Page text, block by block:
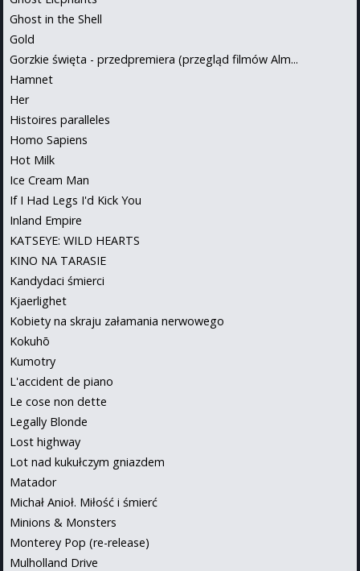
Ghost in the Shell
Gold
Gorzkie święta - przedpremiera (przegląd filmów Alm...
Hamnet
Her
Histoires paralleles
Homo Sapiens
Hot Milk
Ice Cream Man
If I Had Legs I'd Kick You
Inland Empire
KATSEYE: WILD HEARTS
KINO NA TARASIE
Kandydaci śmierci
Kjaerlighet
Kobiety na skraju załamania nerwowego
Kokuhō
Kumotry
L'accident de piano
Le cose non dette
Legally Blonde
Lost highway
Lot nad kukułczym gniazdem
Matador
Michał Anioł. Miłość i śmierć
Minions & Monsters
Monterey Pop (re-release)
Mulholland Drive